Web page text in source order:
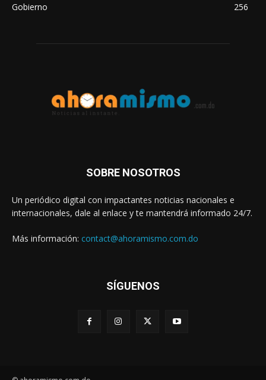
Gobierno
256
SOBRE NOSOTROS
Un periódico digital con impactantes noticias nacionales e
internacionales, dale al enlace y te mantendrá informado 24/7.
Más información: contact@ahoramismo.com.do
SÍGUENOS